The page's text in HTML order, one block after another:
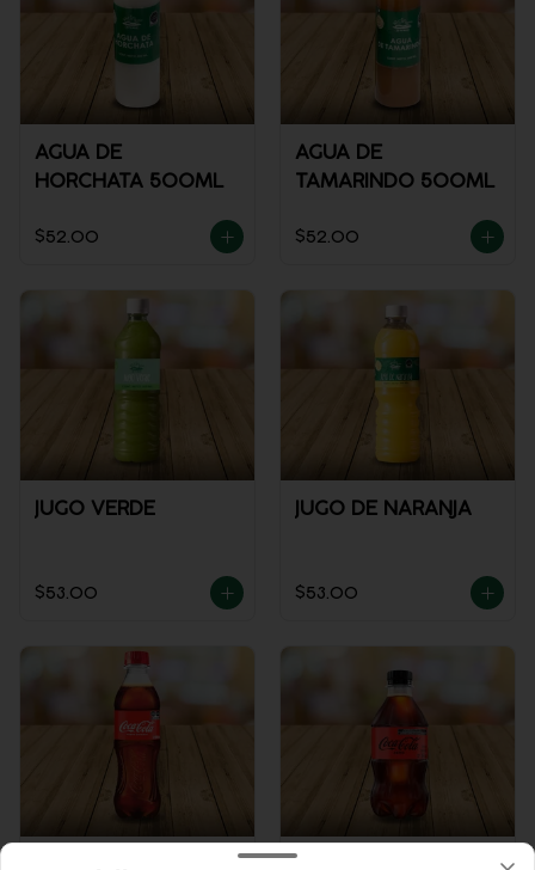
AGUA DE
HORCHATA 500ML
$52.00
AGUA DE
TAMARINDO 500ML
$52.00
JUGO VERDE
$53.00
JUGO DE NARANJA
$53.00